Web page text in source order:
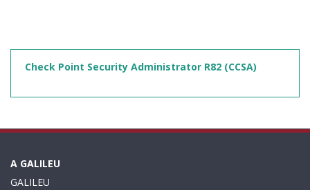
Check Point Security Administrator R82 (CCSA)
A GALILEU
GALILEU